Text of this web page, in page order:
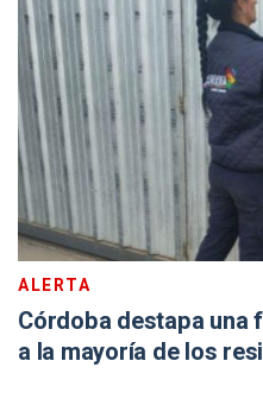
ALERTA
Córdoba destapa una
a la mayoría de los